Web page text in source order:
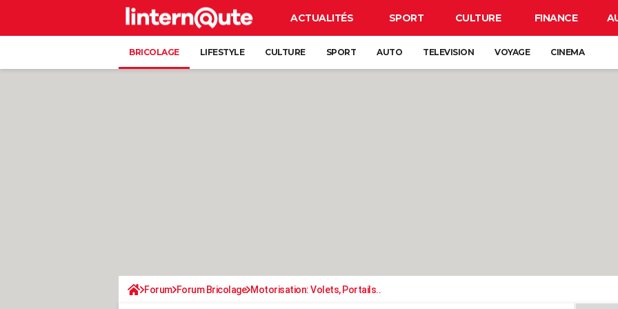
ACTUALITÉS SPORT CULTURE FINANCE
BRICOLAGE LIFESTYLE CULTURE SPORT AUTO TELEVISION VOYAGE CINEMA
Forum Forum Bricolage Motorisation: Volets, Portails..